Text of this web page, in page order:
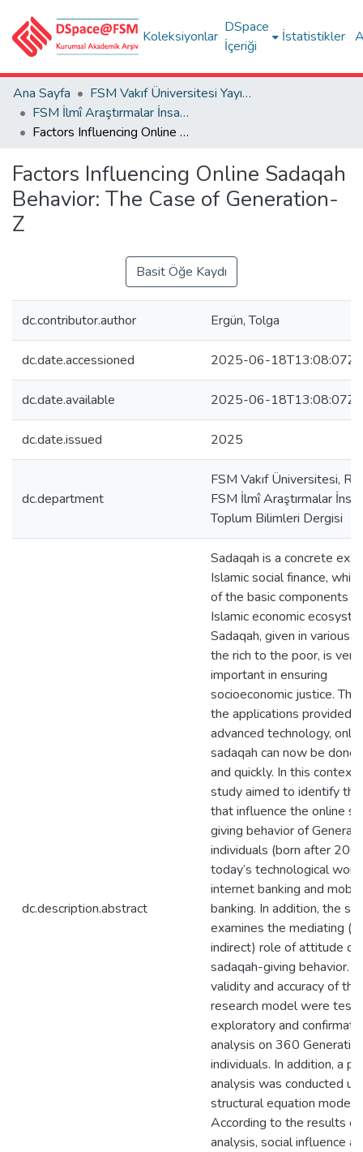
Koleksiyonlar
DSpace
İçeriği
İstatistikler
Ana Sayfa
FSM Vakıf Üniversitesi Yayınları / Publications of FSM Vakif University
FSM İlmî Araştırmalar İnsan ve Toplum Bilimleri Dergisi
Factors Influencing Online Sadaqah Behavior: The Case of Generation-Z
Factors Influencing Online Sadaqah
Behavior: The Case of Generation-
Z
Basit Öğe Kaydı
dc.contributor.author Ergün, Tolga
dc.date.accessioned 2025-06-18T13:08:07Z
dc.date.available 2025-06-18T13:08:07Z
dc.date.issued 2025
dc.department
FSM Vakıf Üniversitesi,
FSM İlmî Araştırmalar
Toplum Bilimleri Dergisi
dc.description.abstract
Sadaqah is a concrete
Islamic social finance,
of the basic components
Islamic economic
Sadaqah, given in various
the rich to the poor, is very
important in ensuring
socioeconomic justice.
the applications provided
advanced technology,
sadaqah can now be done
and quickly. In this
study aimed to identify
that influence the online
giving behavior of
individuals (born after
today’s technological
internet banking and
banking. In addition, the
examines the mediating
indirect) role of attitude on
sadaqah-giving behavior.
validity and accuracy of the
research model were
exploratory and
analysis on 360
individuals. In addition, a
analysis was conducted
structural equation
According to the results
analysis, social influence